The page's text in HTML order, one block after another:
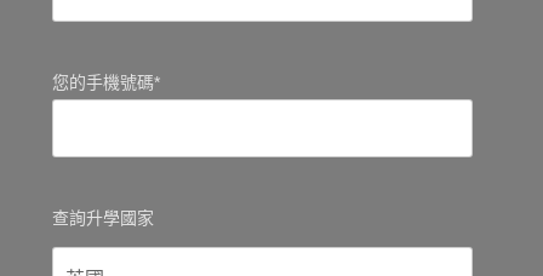
您的手機號碼*
查詢升學國家